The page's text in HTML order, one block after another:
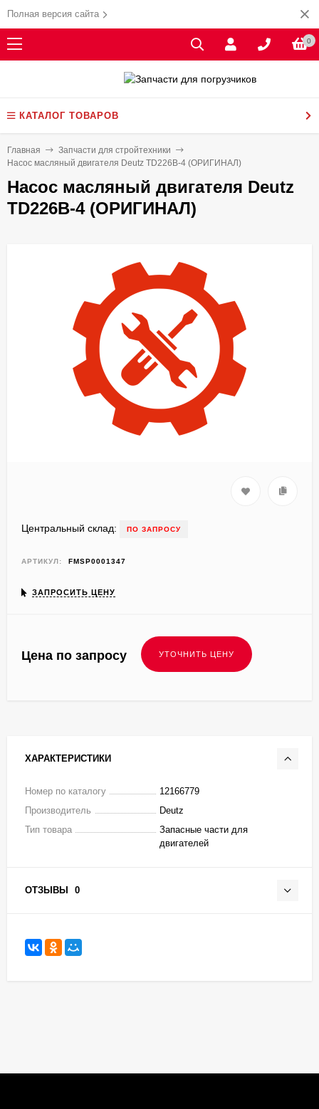
Полная версия сайта
0
КАТАЛОГ ТОВАРОВ
Главная
Запчасти для стройтехники
Насос масляный двигателя Deutz TD226B-4 (ОРИГИНАЛ)
Насос масляный двигателя Deutz
TD226B-4 (ОРИГИНАЛ)
Центральный склад: ПО ЗАПРОСУ
АРТИКУЛ: FMSP0001347
ЗАПРОСИТЬ ЦЕНУ
Цена по запросу
ХАРАКТЕРИСТИКИ
Номер по каталогу
12166779
Производитель
Deutz
Тип товара
Запасные части для
двигателей
ОТЗЫВЫ 0